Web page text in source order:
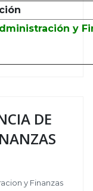
y
DE
y Finanzas